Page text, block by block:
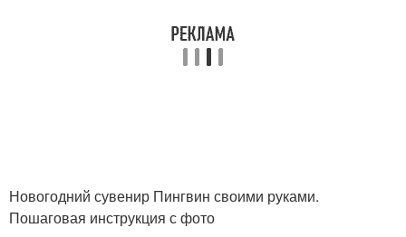
Пластиковый дизайн
пластиковых бутылок
Новогодний сувенир Пингвин своими руками.
Пошаговая инструкция с фото